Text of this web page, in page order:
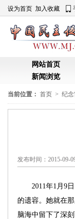
当前位置： 首页 > 纪
发布时间：2015-
2011年1月9日
的遗容。她就在
脑海中留下了深